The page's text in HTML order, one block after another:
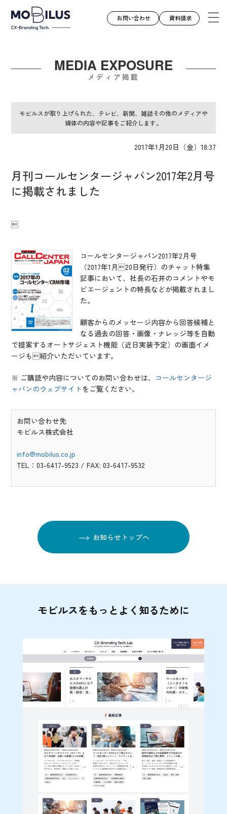
モビルスとは
導入事例
ユースケース
お役立ち資料
会社案内
CX向上情報サイト
お問い合わせ 資料請求
MEDIA EXPOSURE
メディア掲載
モビルスが取り上げられた、テレビ、新聞、雑誌その他のメディアや
媒体の内容や記事をご紹介します。
2017年1月20日（金）18:37
月刊コールセンタージャパン2017年2月号
に掲載されました

コールセンタージャパン2017年2月号
（2017年1月20日発行）のチャット特集
記事において、社長の石井のコメントやモ
ビエージェントの特長などが掲載されまし
た。
顧客からのメッセージ内容から回答候補と
なる過去の回答・画像・ナレッジ等を自動
で提案するオートサジェスト機能（近日実装予定）の画面イメ
ージも紹介いただいています。
※ ご購読や内容についてのお問い合わせは、 コールセンタージ
ャパンのウェブサイトをご覧ください。
お問い合わせ先
モビルス株式会社
info@mobilus.co.jp
TEL：03-6417-9523 / FAX: 03-6417-9532
お知らせトップへ
モビルスをもっとよく知るために